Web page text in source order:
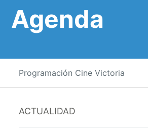
Agenda
Programación Cine Victoria
ACTUALIDAD